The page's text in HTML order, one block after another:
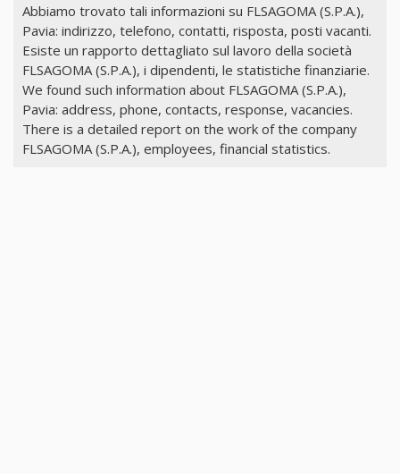
Abbiamo trovato tali informazioni su FLSAGOMA (S.P.A.),
Pavia: indirizzo, telefono, contatti, risposta, posti vacanti.
Esiste un rapporto dettagliato sul lavoro della società
FLSAGOMA (S.P.A.), i dipendenti, le statistiche finanziarie.
We found such information about FLSAGOMA (S.P.A.),
Pavia: address, phone, contacts, response, vacancies.
There is a detailed report on the work of the company
FLSAGOMA (S.P.A.), employees, financial statistics.